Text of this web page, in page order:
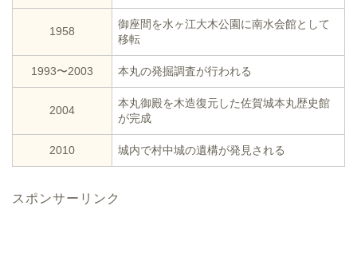
1958
御座間を水ヶ江大木公園に南水会館として
移転
1993〜2003 本丸の発掘調査が行われる
2004
本丸御殿を木造復元した佐賀城本丸歴史館
が完成
2010 城内で村中城の遺構が発見される
スポンサーリンク